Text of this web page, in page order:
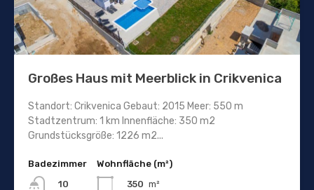
Großes Haus mit Meerblick in Crikvenica
Standort: Crikvenica Gebaut: 2015 Meer: 550 m
Stadtzentrum: 1 km Innenfläche: 350 m2
Grundstücksgröße: 1226 m2...
Badezimmer
10
Wohnfläche (m²)
350 m²